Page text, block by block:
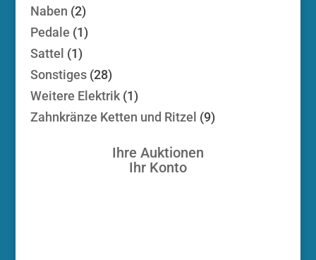
Naben 22
Produkte
Pedale 11
Sattel 11
Produkt
Sonstiges 2828
Produkte
Weitere Elektrik 11
Produkt
Zahnkränze Ketten und Ritzel 99
Ihre Auktionen
Ihr Konto